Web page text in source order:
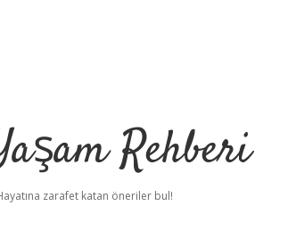
Rehberi
zarafet katan öneriler bul!